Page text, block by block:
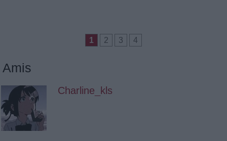
1 2 3 4
Amis
Charline_kls